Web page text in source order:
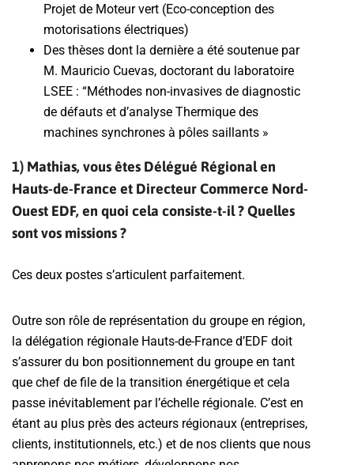
Projet de Moteur vert (Eco-conception des
motorisations électriques)
Des thèses dont la dernière a été soutenue par
M. Mauricio Cuevas, doctorant du laboratoire
LSEE : “Méthodes non-invasives de diagnostic
de défauts et d’analyse Thermique des
machines synchrones à pôles saillants »
1) Mathias, vous êtes Délégué Régional en
Hauts-de-France et Directeur Commerce Nord-
Ouest EDF, en quoi cela consiste-t-il ? Quelles
sont vos missions ?
Ces deux postes s’articulent parfaitement.
Outre son rôle de représentation du groupe en région,
la délégation régionale Hauts-de-France d’EDF doit
s’assurer du bon positionnement du groupe en tant
que chef de file de la transition énergétique et cela
passe inévitablement par l’échelle régionale. C’est en
étant au plus près des acteurs régionaux (entreprises,
clients, institutionnels, etc.) et de nos clients que nous